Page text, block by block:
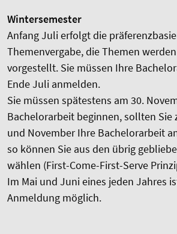
Wintersemester
Anfang Juli erfolgt die
Themenvergabe, die Themen
vorgestellt. Sie müssen Ihre
Ende Juli anmelden.
Sie müssen spätestens am 30.
Bachelorarbeit beginnen, sollten Sie
und November Ihre Bachelorarbeit
so können Sie aus den übrig
wählen (First-Come-First-Serve
Im Mai und Juni eines jeden Jahres
Anmeldung möglich.